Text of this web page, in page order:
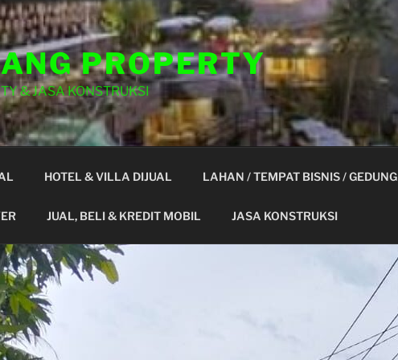
PROPERTY
& JASA KONSTRUKSI
HOTEL & VILLA DIJUAL LAHAN / TEMPAT BISNIS / GEDUNG
JUAL, BELI & KREDIT MOBIL JASA KONSTRUKSI